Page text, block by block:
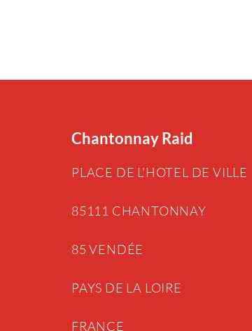
Chantonnay Raid
PLACE DE L’HOTEL DE VILLE
85111 CHANTONNAY
85 VENDÉE
PAYS DE LA LOIRE
FRANCE